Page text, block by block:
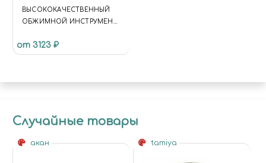
ВЫСОКОКАЧЕСТВЕННЫЙ
ОБЖИМНОЙ ИНСТРУМЕНТ,
от 3123 ₽
Случайные товары
акан tamiya